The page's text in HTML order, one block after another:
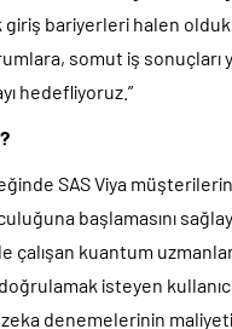
giriş bariyerleri halen
somut iş
hedefliyoruz.”
SAS Viya
başlamasını
kuantum
isteyen
denemelerinin